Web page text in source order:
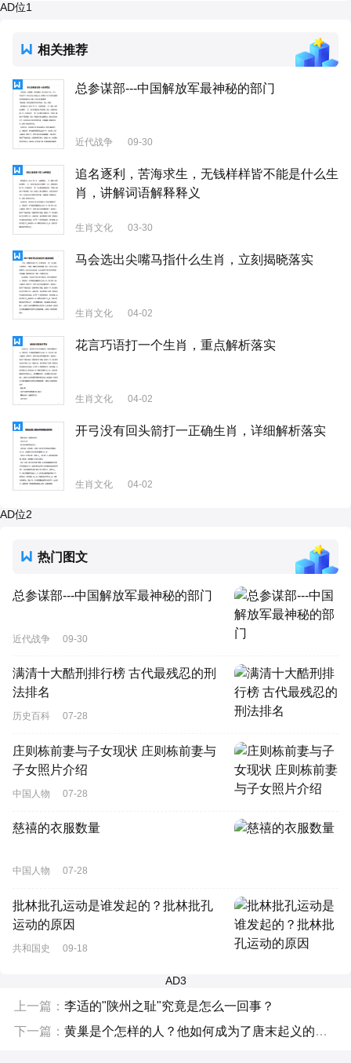
AD位1
相关推荐
总参谋部---中国解放军最神秘的部门
近代战争 09-30
追名逐利，苦海求生，无钱样样皆不能是什么生
肖，讲解词语解释释义
生肖文化 03-30
马会选出尖嘴马指什么生肖，立刻揭晓落实
生肖文化 04-02
花言巧语打一个生肖，重点解析落实
生肖文化 04-02
开弓没有回头箭打一正确生肖，详细解析落实
生肖文化 04-02
AD位2
热门图文
总参谋部---中国解放军最神秘的部门
近代战争 09-30
满清十大酷刑排行榜 古代最残忍的刑
法排名
历史百科 07-28
庄则栋前妻与子女现状 庄则栋前妻与
子女照片介绍
中国人物 07-28
慈禧的衣服数量
中国人物 07-28
批林批孔运动是谁发起的？批林批孔
运动的原因
共和国史 09-18
AD3
上一篇： 李适的"陕州之耻"究竟是怎么一回事？
下一篇： 黄巢是个怎样的人？他如何成为了唐末起义的领袖呢？